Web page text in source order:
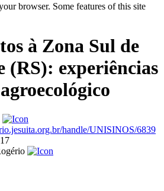
browser. Some features of this site
à Zona Sul de
(RS): experiências
handle/UNISINOS/6839